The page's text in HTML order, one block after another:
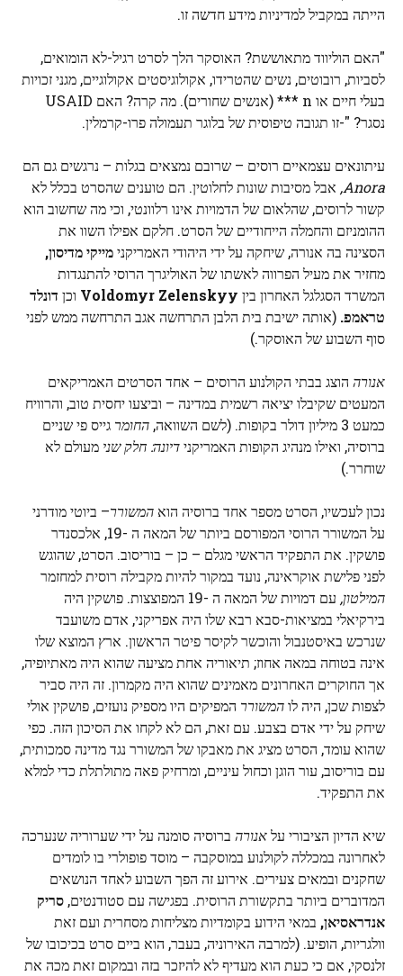
הייתה במקביל למדיניות מידע חדשה זו.
"האם הוליווד מתאוששת? האוסקר הלך לסרט רגיל-לא הומואים,
לסביות, רובוטים, נשים שהטרידו, אקולוגיסטים אקולוגיים, מגני זכויות
בעלי חיים או n *** (אנשים שחורים). מה קרה? האם USAID
נסגר? "-זו תגובה טיפוסית של בלוגר תעמולה פרו-קרמלין.
עיתונאים עצמאיים רוסים – שרובם נמצאים בגלות – נרגשים גם הם
Anora, אבל מסיבות שונות לחלוטין. הם טוענים שהסרט בכלל לא
קשור לרוסים, שהלאום של הדמויות אינו רלוונטי, וכי מה שחשוב הוא
ההומניזם והחמלה הייחודיים של הסרט. חלקם אפילו השוו את
הסצינה בה אנורה, שיחקה על ידי היהודי האמריקנימייקי מדיסון,
מחזיר את מעיל הפרווה לאשתו של האוליגרך הרוסי להתנגדות
המשרד הסגלגל האחרון בין Voldomyr Zelenskyy וכן דונלד
טראמפ. (אותה ישיבת בית הלבן התרחשה אגב התרחשה ממש לפני
סוף השבוע של האוסקר.)
אנורה הוצג בבתי הקולנוע הרוסים – אחד הסרטים האמריקאים
המעטים שקיבלו יציאה רשמית במדינה – וביצעו יחסית טוב, והרוויח
כמעט 3 מיליון דולר בקופות. (לשם השוואה,
החומר גייס פי שניים
ברוסיה, ואילו מנהיג הקופות האמריקנידיונה: חלק שני מעולם לא
שוחרר.)
נכון לעכשיו, הסרט מספר אחד ברוסיה הואהמשורר– ביוטי מודרני
על המשורר הרוסי המפורסם ביותר של המאה ה -19, אלכסנדר
פושקין. את התפקיד הראשי מגלם – כן – בוריסוב. הסרט, שהוגש
לפני פלישת אוקראינה, נועד במקור להיות מקבילה רוסית למחזמר
המילטון,
עם דמויות של המאה ה -19 המפוצצות. פושקין היה
בירקיאלי במציאות-סבא רבא שלו היה אפריקני, אדם משועבד
שנרכש באיסטנבול והוכשר לקיסר פיטר הראשון. ארץ המוצא שלו
אינה בטוחה במאה אחוז; תיאוריה אחת מציעה שהוא היה מאתיופיה,
אך החוקרים האחרונים מאמינים שהוא היה מקמרון. זה היה סביר
לצפות שכן, היה לוהמשורר המפיקים היו מספיק נועזים, פושקין אולי
שיחק על ידי אדם בצבע. עם זאת, הם לא לקחו את הסיכון הזה. כפי
שהוא עומד, הסרט מציג את מאבקו של המשורר נגד מדינה סמכותית,
עם בוריסוב, עור הוגן וכחול עיניים, ומרחיק פאה מתולתלת כדי למלא
את התפקיד.
שיא הדיון הציבורי עלאנורה ברוסיה סומנה על ידי שערוריה שנערכה
לאחרונה במכללה לקולנוע במוסקבה – מוסד פופולרי בו לומדים
שחקנים ובמאים צעירים. אירוע זה הפך השבוע לאחד הנושאים
המדוברים ביותר בתקשורת הרוסית. בפגישה עם סטודנטים, סריק
אנדראסיאן, במאי הידוע בקומדיות מצליחות מסחרית ועם זאת
וולגריות, הופיע. (למרבה האירוניה, בעבר, הוא ביים סרט בכיכובו של
זלנסקי, אם כי כעת הוא מעדיף לא להיזכר בזה ובמקום זאת מכה את